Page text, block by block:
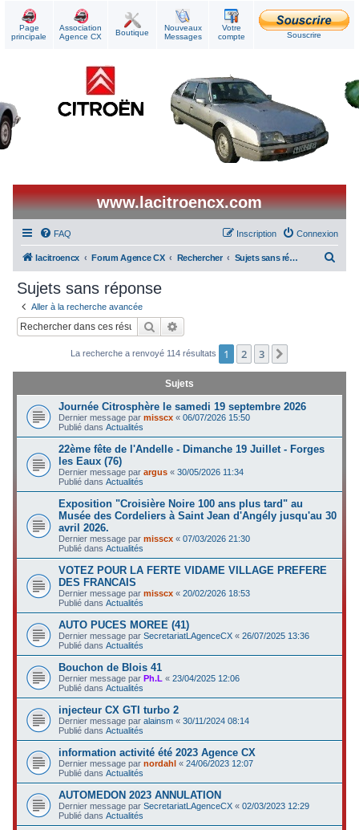
Page
principale
Association
Agence CX
Boutique
Nouveaux
Messages
Votre
compte
Souscrire
www.lacitroencx.com
FAQ Connexion
Inscription
lacitroencx Forum Agence CX Rechercher Sujets sans réponse
c
Sujets sans réponse
Aller à la recherche avancée
Rechercher
La recherche a renvoyé 114 résultats 1 2 3
Sujets
Journée Citrosphère le samedi 19 septembre 2026
Dernier message parmisscx «06/07/2026 15:50
Publié dansActualités
22ème fête de l'Andelle - Dimanche 19 Juillet - Forges
les Eaux (76)
Dernier message parargus «30/05/2026 11:34
Publié dansActualités
Exposition "Croisière Noire 100 ans plus tard" au
Musée des Cordeliers à Saint Jean d'Angély jusqu'au 30
avril 2026.
Dernier message parmisscx «07/03/2026 21:30
Publié dansActualités
VOTEZ POUR LA FERTE VIDAME VILLAGE PREFERE
DES FRANCAIS
Dernier message parmisscx «20/02/2026 18:53
Publié dansActualités
AUTO PUCES MOREE (41)
Dernier message parSecretariatLAgenceCX «26/07/2025 13:36
Publié dansActualités
Bouchon de Blois 41
Dernier message parPh.L «23/04/2025 12:06
Publié dansActualités
injecteur CX GTI turbo 2
Dernier message paralainsm «30/11/2024 08:14
Publié dansActualités
information activité été 2023 Agence CX
Dernier message parnordahl «24/06/2023 12:07
Publié dansActualités
AUTOMEDON 2023 ANNULATION
Dernier message parSecretariatLAgenceCX «02/03/2023 12:29
Publié dansActualités